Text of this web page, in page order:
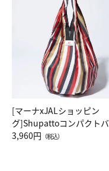
[マーナxJALショッピン
グ]Shupattoコンパクト
Drop JAL客室乗務員（LC
3,960円 （税込）